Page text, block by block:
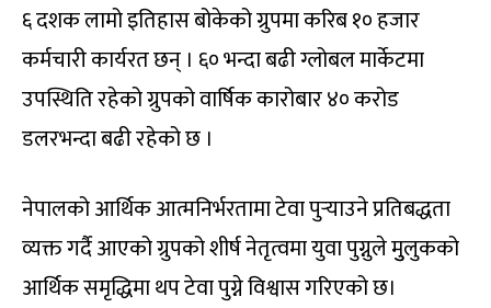
६ दशक लामो इतिहास बोकेको ग्रुपमा करिब १० हजार
कर्मचारी कार्यरत छन् । ६० भन्दा बढी ग्लोबल मार्केटमा
उपस्थिति रहेको ग्रुपको वार्षिक कारोबार ४० करोड
डलरभन्दा बढी रहेको छ ।
नेपालको आर्थिक आत्मनिर्भरतामा टेवा पुर्‍याउने प्रतिबद्धता
व्यक्त गर्दै आएको ग्रुपको शीर्ष नेतृत्वमा युवा पुग्नुले मुुलुकको
आर्थिक समृद्धिमा थप टेवा पुग्ने विश्वास गरिएको छ।